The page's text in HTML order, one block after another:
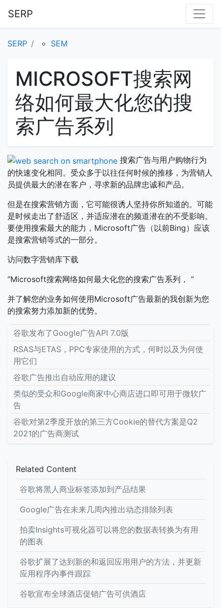
SERP
SERP SEM
MICROSOFT搜索网
络如何最大化您的搜
索广告系列
搜索广告与用户购物行为
的快速变化相同。受众多于以往任何时候的推移，为营销人
员提供最大的潜在客户，寻求新的品牌忠诚和产品。
但是在搜索营销方面，它可能很诱人坚持你所知道的。可能
是时候走出了舒适区，并适应潜在的频道潜在的不受影响。
要使用搜索最大的能力，Microsoft广告（以前Bing）应该
是搜索营销等式的一部分。
访问数字营销库下载
“Microsoft搜索网络如何最大化您的搜索广告系列， “
并了解您的业务如何使用Microsoft广告最新的我创新为您
的搜索努力添加新的优势。
谷歌发布了Google广告API 7.0版
RSAS与ETAS，PPC专家使用的方式，何时以及为何使
用它们
谷歌广告推出自动应用的建议
类似的受众和Google商家中心商店进口即可用于微软广
告
谷歌对第2季度开放的第三方Cookie的替代方案是Q2
2021的广告商测试
Related Content
谷歌将黑人商业标签添加到产品结果
Google广告在未来几周内推出动态排除列表
拍卖Insights可视化器可以将您的数据表转换为有用
的图表
谷歌扩展了达到新的和返回应用用户的方法，并更新
应用程序内事件跟踪
谷歌宣布全球酒店促销广告可供酒店